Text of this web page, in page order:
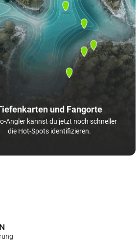
und Fangorte
Angler kannst du jetzt noch schneller
die Hot-Spots identifizieren.